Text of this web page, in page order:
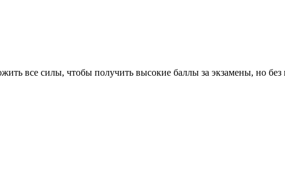
все силы, чтобы получить высокие баллы за экзамены, но